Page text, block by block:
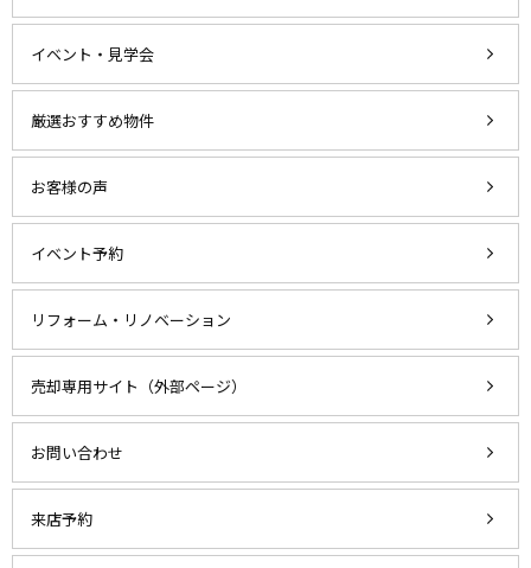
イベント・見学会
厳選おすすめ物件
お客様の声
イベント予約
リフォーム・リノベーション
売却専用サイト（外部ページ）
お問い合わせ
来店予約